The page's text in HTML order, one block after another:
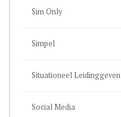
Sim Only
Simpel
Situationeel Leidinggeven
Social Media